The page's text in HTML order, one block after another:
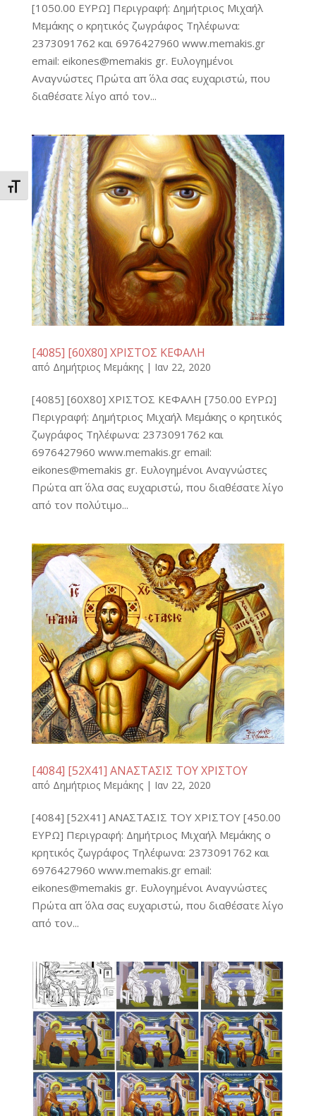
Εναλλαγή Μεγέθους Γραμμάτων
[1050.00 ΕΥΡΩ] Περιγραφή: Δημήτριος Μιχαήλ
Μεμάκης ο κρητικός ζωγράφος Τηλέφωνα:
2373091762 και 6976427960 www.memakis.gr
email: eikones@memakis gr. Ευλογημένοι
Αναγνώστες Πρώτα απ΄ όλα σας ευχαριστώ, που
διαθέσατε λίγο από τον...
[4085] [60Χ80] ΧΡΙΣΤΟΣ ΚΕΦΑΛΗ
από Δημήτριος Μεμάκης| Ιαν 22, 2020
[4085] [60Χ80] ΧΡΙΣΤΟΣ ΚΕΦΑΛΗ [750.00 ΕΥΡΩ]
Περιγραφή: Δημήτριος Μιχαήλ Μεμάκης ο κρητικός
ζωγράφος Τηλέφωνα: 2373091762 και
6976427960 www.memakis.gr email:
eikones@memakis gr. Ευλογημένοι Αναγνώστες
Πρώτα απ΄ όλα σας ευχαριστώ, που διαθέσατε λίγο
από τον πολύτιμο...
[4084] [52Χ41] ΑΝΑΣΤΑΣΙΣ ΤΟΥ ΧΡΙΣΤΟΥ
από Δημήτριος Μεμάκης| Ιαν 22, 2020
[4084] [52Χ41] ΑΝΑΣΤΑΣΙΣ ΤΟΥ ΧΡΙΣΤΟΥ [450.00
ΕΥΡΩ] Περιγραφή: Δημήτριος Μιχαήλ Μεμάκης ο
κρητικός ζωγράφος Τηλέφωνα: 2373091762 και
6976427960 www.memakis.gr email:
eikones@memakis gr. Ευλογημένοι Αναγνώστες
Πρώτα απ΄ όλα σας ευχαριστώ, που διαθέσατε λίγο
από τον...